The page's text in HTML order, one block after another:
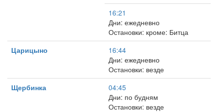
16:21
Дни: ежедневно
Остановки: кроме: Битца
Царицыно
16:44
Дни: ежедневно
Остановки: везде
Щербинка
04:45
Дни: по будням
Остановки: везде